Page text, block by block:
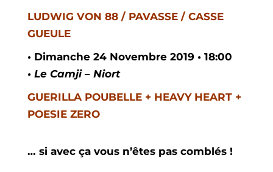
LUDWIG VON 88 / PAVASSE / CASSE
GUEULE
• Dimanche 24 Novembre 2019 • 18:00
• Le Camji – Niort
GUERILLA POUBELLE + HEAVY HEART +
POESIE ZERO
… si avec ça vous n’êtes pas comblés !